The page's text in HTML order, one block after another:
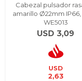
Cabezal pulsador
amarillo Ø22mm IP66,
WE5013
USD 3,09
USD
2,63